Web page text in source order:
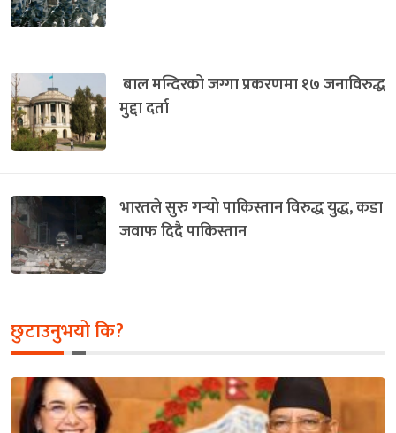
बाल मन्दिरको जग्गा प्रकरणमा १७ जनाविरुद्ध
मुद्दा दर्ता
भारतले सुरु गर्‍यो पाकिस्तान विरुद्ध युद्ध, कडा
जवाफ दिदै पाकिस्तान
छुटाउनुभयो कि?